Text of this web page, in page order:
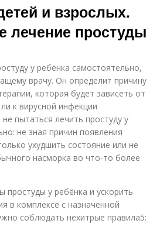
и взрослых.
лечение простуды
у ребёнка самостоятельно,
врачу. Он определит причину
которая будет зависеть от
к вирусной инфекции
пытаться лечить простуду у
не зная причин появления
ухудшить состояние или не
насморка во что-то более
у ребёнка и ускорить
в комплексе с назначенной
соблюдать нехитрые правила5: